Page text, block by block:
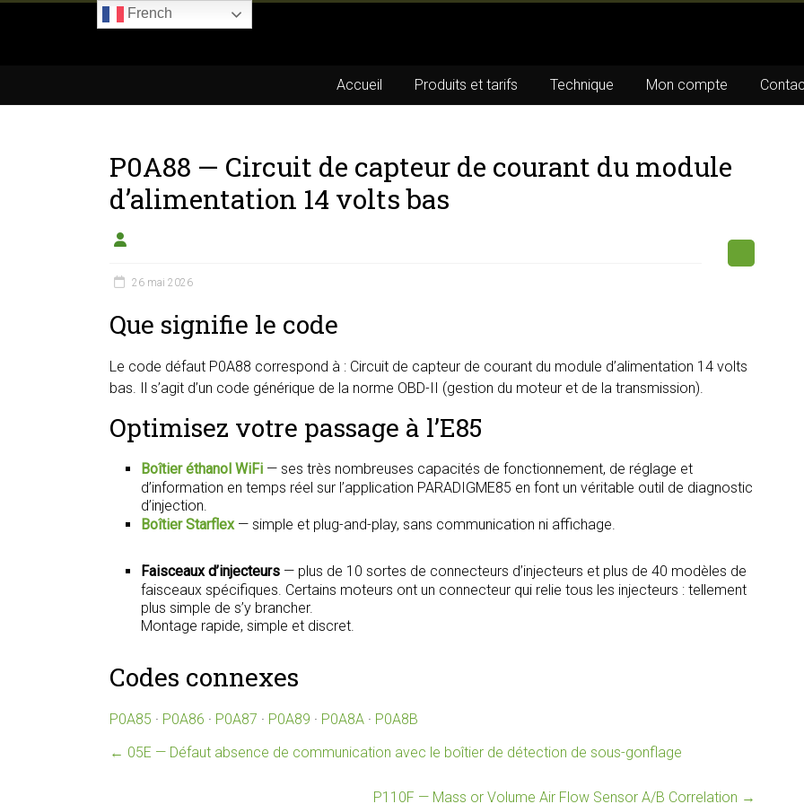
du
boîtier
éthanol
Accueil Produits et tarifs Technique Mon compte
P0A88 — Circuit de capteur de courant du module
d’alimentation 14 volts bas
26 mai 2026
Que signifie le code
Le code défaut P0A88 correspond à : Circuit de capteur de courant du module d’alimentation 14 volts
bas. Il s’agit d’un code générique de la norme OBD-II (gestion du moteur et de la transmission).
Optimisez votre passage à l’E85
Boîtier éthanol WiFi — ses très nombreuses capacités de fonctionnement, de réglage et
d’information en temps réel sur l’application PARADIGME85 en font un véritable outil de diagnostic
d’injection.
Boîtier Starflex— simple et plug-and-play, sans communication ni affichage.
Faisceaux d’injecteurs — plus de 10 sortes de connecteurs d’injecteurs et plus de 40 modèles de
faisceaux spécifiques. Certains moteurs ont un connecteur qui relie tous les injecteurs : tellement
plus simple de s’y brancher.
Montage rapide, simple et discret.
Codes connexes
P0A85 · P0A86 · P0A87 · P0A89 · P0A8A · P0A8B
← 05E — Défaut absence de communication avec le boîtier de détection de sous-gonflage
P110F — Mass or Volume Air Flow Sensor A/B Correlation →
French